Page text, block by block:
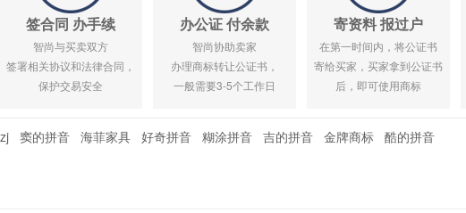
签合同 办手续
智尚与买卖双方
签署相关协议和法律合同，
保护交易安全
办公证 付余款
智尚协助卖家
办理商标转让公证书，
一般需要3-5个工作日
寄资料 报过户
在第一时间内，将公证书
寄给买家，买家拿到公证书
后，即可使用商标
窦的拼音 海菲家具 好奇拼音 糊涂拼音 吉的拼音 金牌商标 酷的拼音